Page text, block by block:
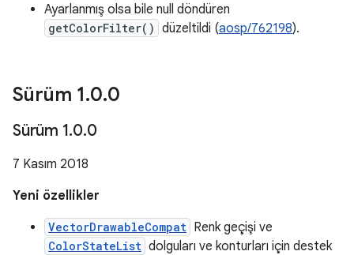
Ayarlanmış olsa bile null döndüren
getColorFilter() düzeltildi (aosp/762198).
Sürüm 1.0.0
Sürüm 1.0.0
7 Kasım 2018
Yeni özellikler
VectorDrawableCompat Renk geçişi ve
ColorStateList dolguları ve konturları için destek